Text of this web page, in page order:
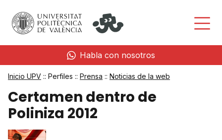
Habla con nosotros
Inicio UPV :: Perfiles :: Prensa :: Noticias de la web
Certamen dentro de
Poliniza 2012